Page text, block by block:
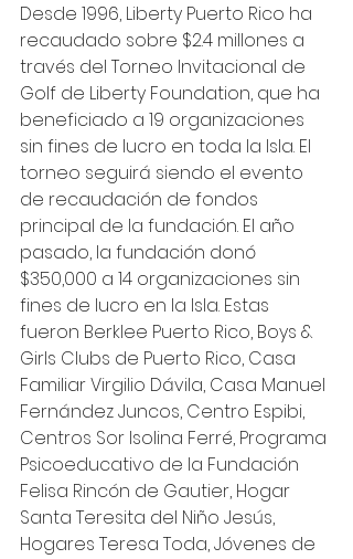
Desde 1996, Liberty Puerto Rico ha
recaudado sobre $2.4 millones a
través del Torneo Invitacional de
Golf de Liberty Foundation, que ha
beneficiado a 19 organizaciones
sin fines de lucro en toda la Isla. El
torneo seguirá siendo el evento
de recaudación de fondos
principal de la fundación. El año
pasado, la fundación donó
$350,000 a 14 organizaciones sin
fines de lucro en la Isla. Estas
fueron Berklee Puerto Rico, Boys &
Girls Clubs de Puerto Rico, Casa
Familiar Virgilio Dávila, Casa Manuel
Fernández Juncos, Centro Espibi,
Centros Sor Isolina Ferré, Programa
Psicoeducativo de la Fundación
Felisa Rincón de Gautier, Hogar
Santa Teresita del Niño Jesús,
Hogares Teresa Toda, Jóvenes de